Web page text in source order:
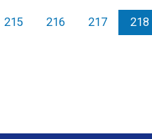
215 216 217 218